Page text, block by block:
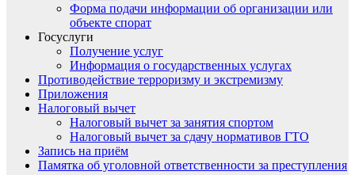
Форма подачи информации об организации или
объекте спорат
Госуслуги
Получение услуг
Информация о государственных услугах
Противодействие терроризму и экстремизму
Приложения
Налоговый вычет
Налоговый вычет за занятия спортом
Налоговый вычет за сдачу нормативов ГТО
Запись на приём
Памятка об уголовной ответственности за преступления